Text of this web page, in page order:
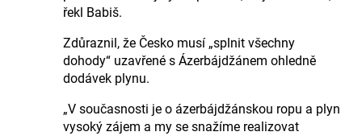
řekl Babiš.
Zdůraznil, že Česko musí „splnit všechny
dohody“ uzavřené s Ázerbájdžánem ohledně
dodávek plynu.
„V současnosti je o ázerbájdžánskou ropu a plyn
vysoký zájem a my se snažíme realizovat